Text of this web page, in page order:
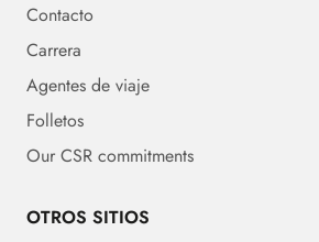
Contacto
Carrera
Agentes de viaje
Folletos
Our CSR commitments
OTROS SITIOS